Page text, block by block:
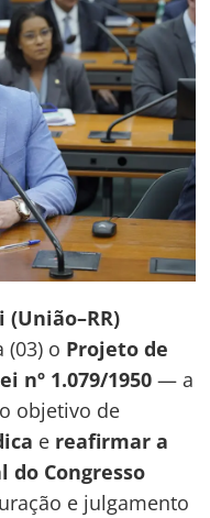
o Projeto de
nº 1.079/1950 — a
objetivo de
e reafirmar a
Congresso
e julgamento